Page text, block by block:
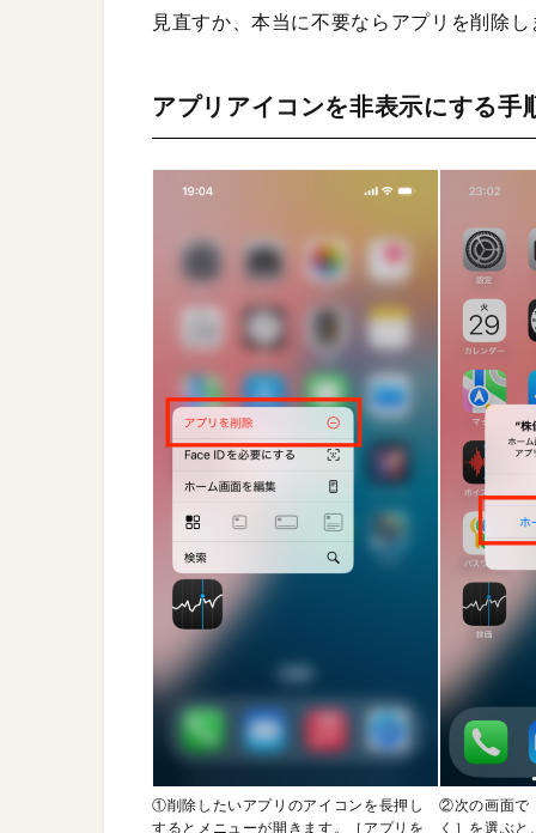
見直すか、本当に不要ならアプリを削除
アプリアイコンを非表示にする手
①削除したいアプリのアイコンを長押し
するとメニューが開きます。［アプリを
②次の画面で
く］を選ぶ